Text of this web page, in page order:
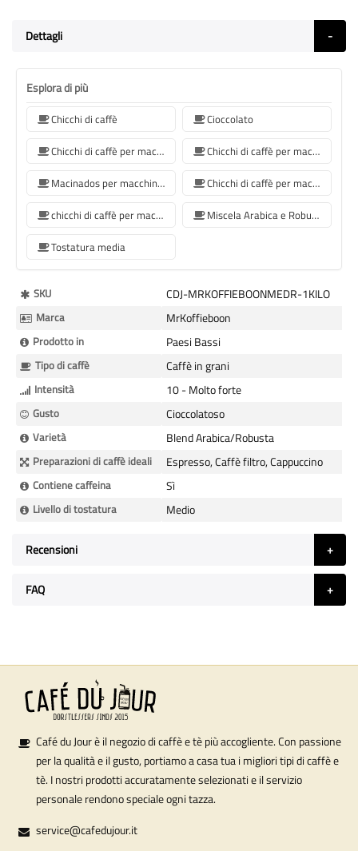
Dettagli
Esplora di più
Chicchi di caffè
Cioccolato
Chicchi di caffè per macchina da caffè Jura
Chicchi di caffè per macchina da caffè De'Longhi
Macinados per macchine da caffè Philips
Chicchi di caffè per macchina da caffè Krups
chicchi di caffè per macchina da caffè Siemens
Miscela Arabica e Robusta
Tostatura media
Maggiori
Informazioni
SKU CDJ-MRKOFFIEBOONMEDR-1KILO
Marca MrKoffieboon
Prodotto in Paesi Bassi
Tipo di caffè Caffè in grani
Intensità 10 - Molto forte
Gusto Cioccolatoso
Varietà Blend Arabica/Robusta
Preparazioni di caffè ideali Espresso, Caffè filtro, Cappuccino
Contiene caffeina Sì
Livello di tostatura Medio
Recensioni
FAQ
Café du Jour è il negozio di caffè e tè più accogliente. Con passione
per la qualità e il gusto, portiamo a casa tua i migliori tipi di caffè e
tè. I nostri prodotti accuratamente selezionati e il servizio
personale rendono speciale ogni tazza.
service@cafedujour.it